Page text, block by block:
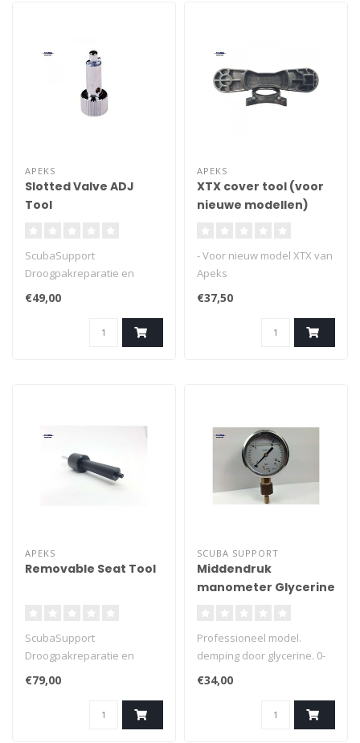
APEKS
Slotted Valve ADJ
Tool
ScubaSupport
Droogpakreparatie en
servicetools
€49,00
APEKS
XTX cover tool (voor
nieuwe modellen)
- Voor nieuw model XTX van
Apeks
- Cover verwijderen en
afstellen
€37,50
APEKS
Removable Seat Tool
ScubaSupport
Droogpakreparatie en
servicetools
€79,00
SCUBA SUPPORT
Middendruk
manometer Glycerine
Professioneel model.
demping door glycerine. 0-
16 bar. Inflator aansluiting.
€34,00